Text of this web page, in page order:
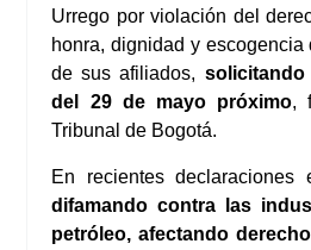
Urrego por violación del
honra, dignidad y
de sus afiliados, solicitando
del 29 de mayo próximo,
Tribunal de Bogotá.
En recientes declaraciones
difamando contra las
petróleo, afectando